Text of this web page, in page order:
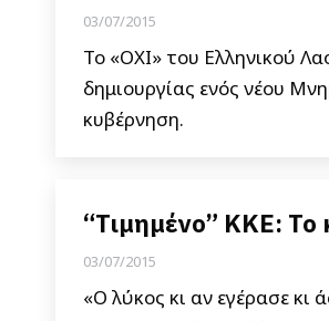
03/07/2015
Το «ΟΧΙ» του Ελληνικού
δημιουργίας ενός νέου
κυβέρνηση.
“Τιμημένο” ΚΚΕ: Το
03/07/2015
«Ο λύκος κι αν εγέρασε